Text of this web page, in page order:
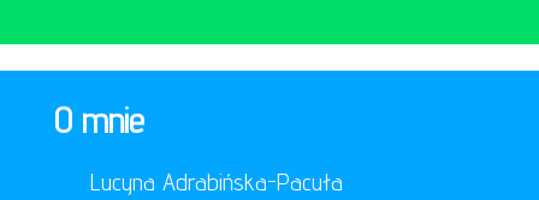
O mnie
Lucyna Adrabińska-Pacuła